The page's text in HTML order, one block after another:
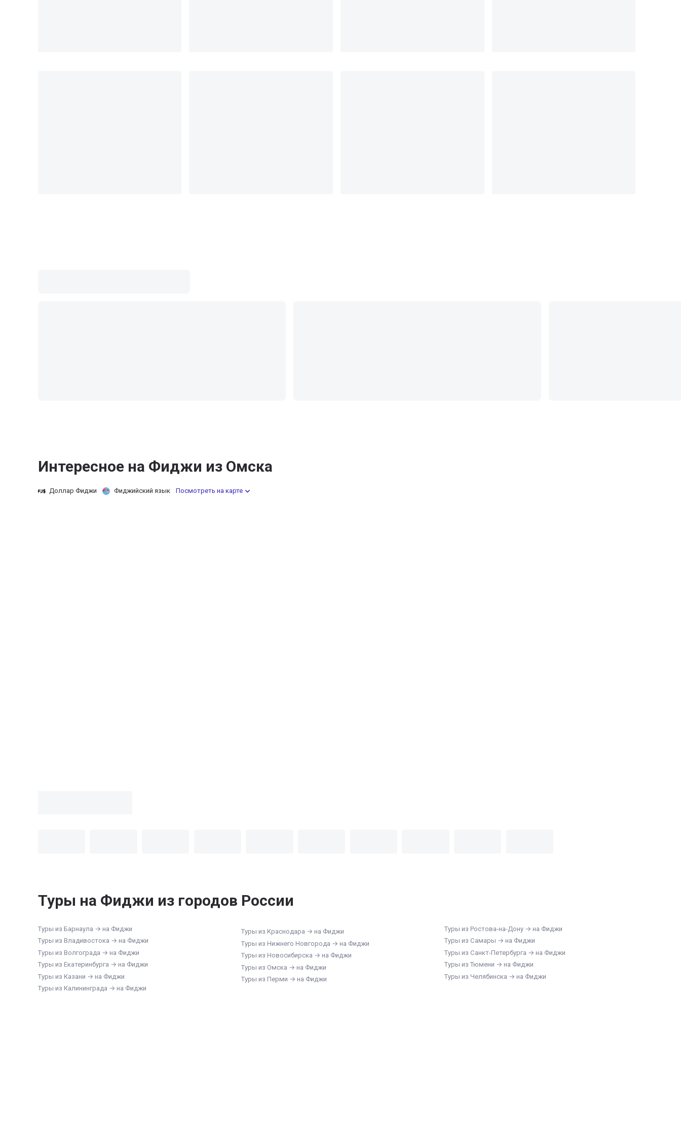
Интересное на Фиджи из Омска
Доллар Фиджи Фиджийский язык Посмотреть на карте
Туры на Фиджи из городов России
Туры из Барнаула → на Фиджи
Туры из Владивостока → на Фиджи
Туры из Волгограда → на Фиджи
Туры из Екатеринбурга → на Фиджи
Туры из Казани → на Фиджи
Туры из Калининграда → на Фиджи
Туры из Краснодара → на Фиджи
Туры из Нижнего Новгорода → на Фиджи
Туры из Новосибирска → на Фиджи
Туры из Омска → на Фиджи
Туры из Перми → на Фиджи
Туры из Ростова-на-Дону → на Фиджи
Туры из Самары → на Фиджи
Туры из Санкт-Петербурга → на Фиджи
Туры из Тюмени → на Фиджи
Туры из Челябинска → на Фиджи